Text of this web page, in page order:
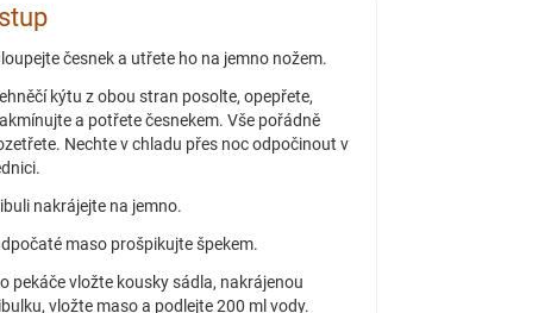
česnek a utřete ho na jemno nožem.
kýtu z obou stran posolte, opepřete,
a potřete česnekem. Vše pořádně
Nechte v chladu přes noc odpočinout v
nakrájejte na jemno.
maso prošpikujte špekem.
pekáče vložte kousky sádla, nakrájenou
vložte maso a podlejte 200 ml vody.